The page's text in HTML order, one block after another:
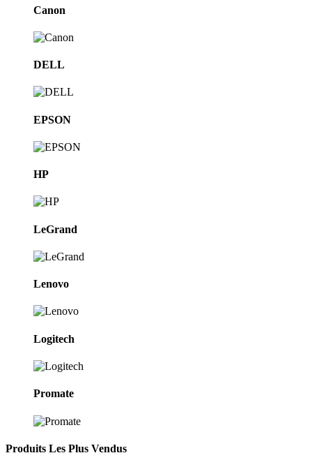
Canon
DELL
EPSON
HP
LeGrand
Lenovo
Logitech
Promate
Produits Les Plus Vendus